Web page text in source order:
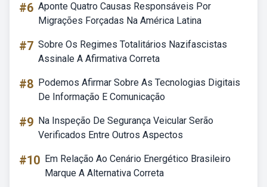
#6 Aponte Quatro Causas Responsáveis Por
Migrações Forçadas Na América Latina
#7 Sobre Os Regimes Totalitários Nazifascistas
Assinale A Afirmativa Correta
#8 Podemos Afirmar Sobre As Tecnologias Digitais
De Informação E Comunicação
#9 Na Inspeção De Segurança Veicular Serão
Verificados Entre Outros Aspectos
#10 Em Relação Ao Cenário Energético Brasileiro
Marque A Alternativa Correta